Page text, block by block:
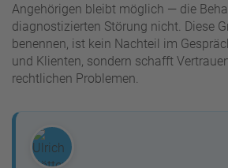
Angehörigen bleibt möglich — die
diagnostizierten Störung nicht. Diese
benennen, ist kein Nachteil im
und Klienten, sondern schafft
rechtlichen Problemen.